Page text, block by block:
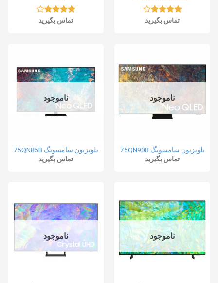
نمره 4.15
تماس بگیرید نمره 4.15
تماس بگیرید
ناموجود
تلویزیون سامسونگ 75QN90B
تماس بگیرید
ناموجود
تلویزیون سامسونگ 75QN85B
تماس بگیرید
ناموجود ناموجود